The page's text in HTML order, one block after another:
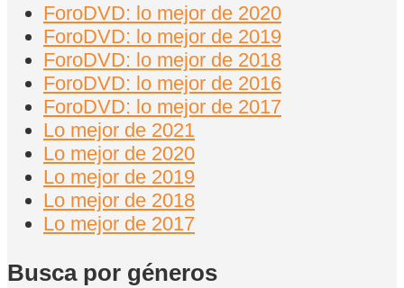
ForoDVD: lo mejor de 2020
ForoDVD: lo mejor de 2019
ForoDVD: lo mejor de 2018
ForoDVD: lo mejor de 2016
ForoDVD: lo mejor de 2017
Lo mejor de 2021
Lo mejor de 2020
Lo mejor de 2019
Lo mejor de 2018
Lo mejor de 2017
Busca por géneros